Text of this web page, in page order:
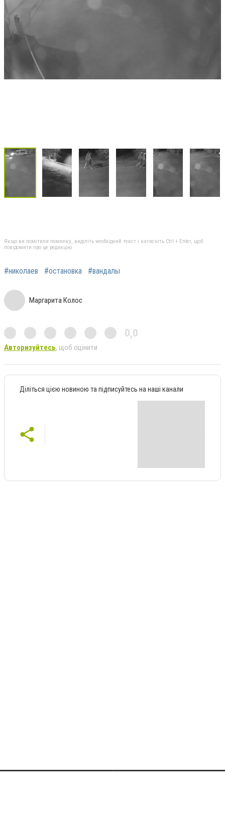
Якщо ви помітили помилку, виділіть необхідний текст і натисніть Ctrl + Enter, щоб
повідомити про це редакцію
#николаев #остановка #вандалы
Маргарита Колос
0,0
Авторизуйтесь, щоб оцінити
Діліться цією новиною та підписуйтесь на наші канали